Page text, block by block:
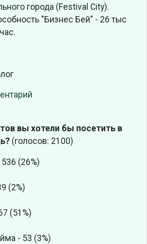
города (Festival City).
"Бизнес Бей" - 26 тыс
вы хотели бы посетить в
(голосов: 2100)
(26%)
(2%)
(51%)
- 53 (3%)